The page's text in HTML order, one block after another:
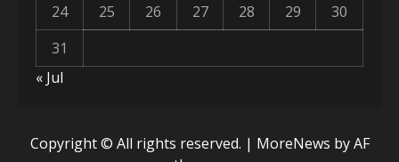
24
25 26 27 28 29
30
31
« Jul
Copyright © All rights reserved. | MoreNews by AF